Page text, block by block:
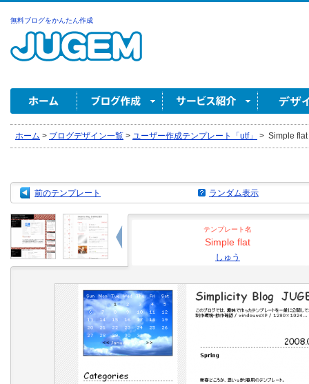
無料ブログをかんたん作成
ホーム > ブログデザイン一覧 > ユーザー作成テンプレート「utf」 > Simple
前のテンプレート ランダム表示
テンプレート名
Simple flat
しゅう